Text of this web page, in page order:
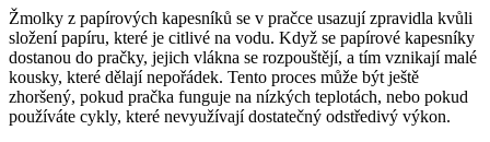
Žmolky z‌ papírových kapesníků se‍ v pračce usazují zpravidla ⁢kvůli
složení papíru, ‌které ‍je citlivé‌ na vodu. ⁤Když ⁤se papírové kapesníky
dostanou do pračky, jejich ‌vlákna⁤ se⁣ rozpouštějí, a tím vznikají ⁣malé⁣
kousky, které dělají nepořádek. Tento proces může být​ ještě
zhoršený, pokud pračka funguje ⁢na nízkých teplotách, nebo⁢ pokud
⁣používáte⁢ cykly,​ které nevyužívají​ dostatečný odstředivý výkon.